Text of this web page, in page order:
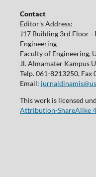
Contact
Editor's Address:
J17 Building 3rd Floor
Engineering
Faculty of Engineering,
Jl. Almamater Kampus
Telp. 061-8213250, Fax
Email:
This work is licensed
Attribution-ShareAlike